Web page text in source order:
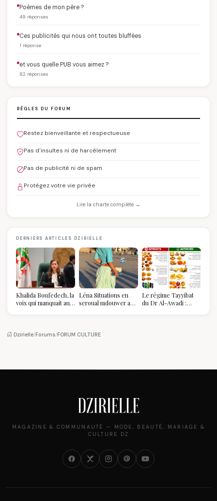
Poèmes de mon père ?
49 réponses
Ces publicités qui nous ont toutes bluffées
1 réponse
et vous quelle PUB vous aimez ?
82 réponses
RÈGLES DU FORUM
Restez bienveillante et respectueuse
Pas d'insultes ni de harcèlement
Pas de publicité ni de spam
Protégez votre vie privée
Lire la charte complète →
DERNIERS ARTICLES DZIRIELLE
Khalida Boufedech, la
voix qui manquait au
Léna Situations en
seroual mdouwer au
pièce mode de l'été
Le régime Tayyibat
du Dr Al-Awadi :
Dzirielle/Forums/FORUM CULTURE
MAGAZINE & COMMUNAUTÉ — MODE, BEAUTÉ, MARIAGE &
CULTURE DZ